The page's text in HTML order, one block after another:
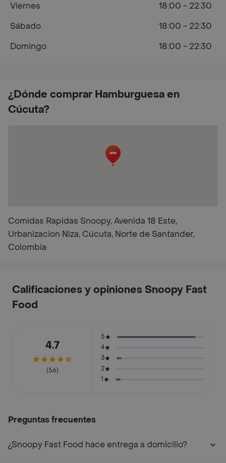
¿Dónde comprar Hamburguesa en
Cúcuta?
Comidas Rapidas Snoopy, Avenida 18 Este,
Urbanizacion Niza, Cúcuta, Norte de Santander,
Colombia
Viernes
18:00 - 22:30
Sábado
18:00 - 22:30
Domingo
18:00 - 22:30
Calificaciones y opiniones Snoopy Fast
Food
4.7
(56)
5
4
3
2
1
Preguntas frecuentes
¿Snoopy Fast Food hace entrega a domicilio?